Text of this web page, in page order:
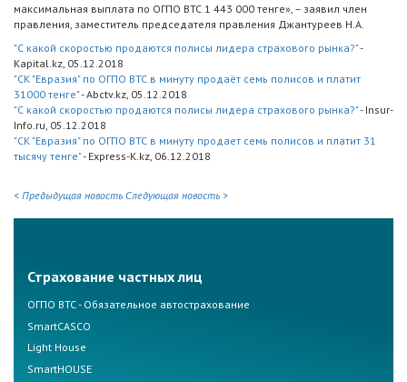
максимальная выплата по ОГПО ВТС 1 443 000 тенге», – заявил член
правления, заместитель председателя правления Джантуреев Н.А.
"С какой скоростью продаются полисы лидера страхового рынка?"-
Kapital.kz, 05.12.2018
"СК "Евразия" по ОГПО ВТС в минуту продаёт семь полисов и платит
31000 тенге"- Abctv.kz, 05.12.2018
"С какой скоростью продаются полисы лидера страхового рынка?"- Insur-
Info.ru, 05.12.2018
"СК "Евразия" по ОГПО ВТС в минуту продает семь полисов и платит 31
тысячу тенге"- Express-K.kz, 06.12.2018
< Предыдущая новость Следующая новость >
Страхование частных лиц
ОГПО ВТС - Обязательное автострахование
SmartCASCO
Light House
SmartHOUSE